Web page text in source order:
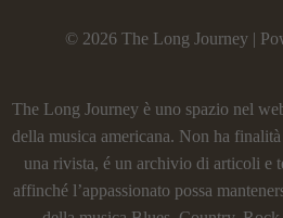
© 2026 The Long Journey |
The Long Journey è uno spazio nel
della musica americana. Non ha
una rivista, é un archivio di articoli e
affinché l’appassionato possa